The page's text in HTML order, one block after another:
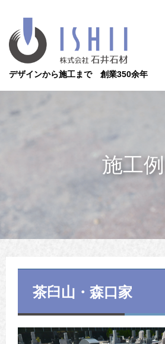
デザインから施工まで 創業350余年
施工例
茶臼山・森口家